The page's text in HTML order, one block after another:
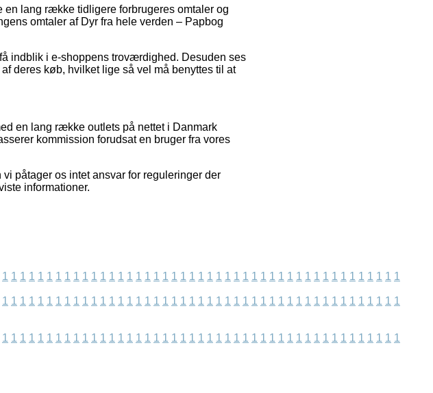
lang række tidligere forbrugeres omtaler og
omtaler af Dyr fra hele verden – Papbog
indblik i e-shoppens troværdighed. Desuden ses
deres køb, hvilket lige så vel må benyttes til at
en lang række outlets på nettet i Danmark
kommission forudsat en bruger fra vores
påtager os intet ansvar for reguleringer der
informationer.
1 1 1 1 1 1 1 1 1 1 1 1 1 1 1 1 1 1 1 1 1 1 1 1 1 1 1 1 1 1 1 1 1 1 1 1 1 1 1 1 1 1 1 1 1
1 1 1 1 1 1 1 1 1 1 1 1 1 1 1 1 1 1 1 1 1 1 1 1 1 1 1 1 1 1 1 1 1 1 1 1 1 1 1 1 1 1 1 1 1
1 1 1 1 1 1 1 1 1 1 1 1 1 1 1 1 1 1 1 1 1 1 1 1 1 1 1 1 1 1 1 1 1 1 1 1 1 1 1 1 1 1 1 1 1